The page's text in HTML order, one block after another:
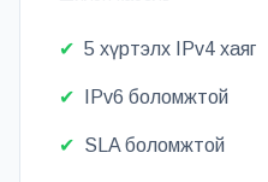
✔ 5 хүртэлх IPv4 хаяг
✔ IPv6 боломжтой
✔ SLA боломжтой